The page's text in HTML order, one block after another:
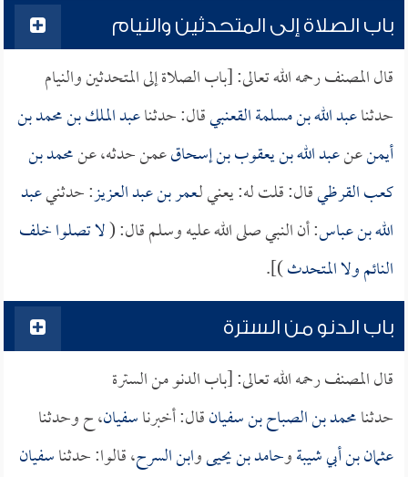
باب الصلاة إلى المتحدثين والنيام
قال المصنف رحمه الله تعالى: [باب الصلاة إلى المتحدثين والنيام
حدثناعبد الله بن مسلمة القعنبيقال: حدثناعبد الملك بن محمد بن
أيمنعنعبد الله بن يعقوب بن إسحاقعمن حدثه، عنمحمد بن
كعب القرظيقال: قلت له: يعني لـعمر بن عبد العزيز: حدثنيعبد
الله بن عباس: أن النبي صلى الله عليه وسلم قال: (لا تصلوا خلف
النائم ولا المتحدث)].
باب الدنو من السترة
قال المصنف رحمه الله تعالى: [باب الدنو من السترة
حدثنامحمد بن الصباح بن سفيانقال: أخبرناسفيان، ح وحدثنا
عثمان بن أبي شيبةوحامد بن يحيىوابن السرح، قالوا: حدثناسفيان